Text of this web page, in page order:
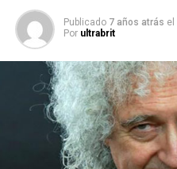
Publicado 7 años atrás el
Por ultrabrit